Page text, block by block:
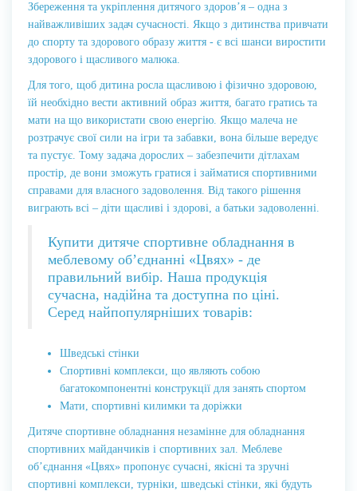
Збереження та укріплення дитячого здоров’я – одна з
найважливіших задач сучасності. Якщо з дитинства привчати
до спорту та здорового образу життя - є всі шанси виростити
здорового і щасливого малюка.
Для того, щоб дитина росла щасливою і фізично здоровою,
їй необхідно вести активний образ життя, багато гратись та
мати на що використати свою енергію. Якщо малеча не
розтрачує свої сили на ігри та забавки, вона більше вередує
та пустує. Тому задача дорослих – забезпечити дітлахам
простір, де вони зможуть гратися і займатися спортивними
справами для власного задоволення. Від такого рішення
виграють всі – діти щасливі і здорові, а батьки задоволенні.
Купити дитяче спортивне обладнання в
меблевому об’єднанні «Цвях» - де
правильний вибір. Наша продукція
сучасна, надійна та доступна по ціні.
Серед найпопулярніших товарів:
Шведські стінки
Спортивні комплекси, що являють собою
багатокомпонентні конструкції для занять спортом
Мати, спортивні килимки та доріжки
Дитяче спортивне обладнання незамінне для обладнання
спортивних майданчиків і спортивних зал. Меблеве
об’єднання «Цвях» пропонує сучасні, якісні та зручні
спортивні комплекси, турніки, шведські стінки, які будуть